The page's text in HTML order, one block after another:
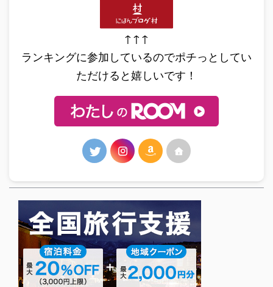
↑↑↑
ランキングに参加しているのでポチっとしてい
ただけると嬉しいです！